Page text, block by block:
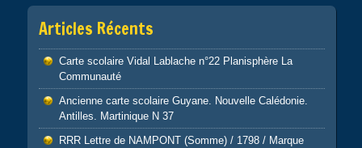
Articles Récents
Carte scolaire Vidal Lablache n°22 Planisphère La
Communauté
Ancienne carte scolaire Guyane. Nouvelle Calédonie.
Antilles. Martinique N 37
RRR Lettre de NAMPONT (Somme) / 1798 / Marque